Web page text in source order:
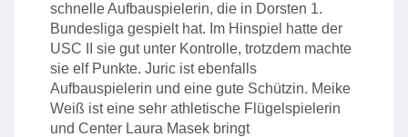
schnelle Aufbauspielerin, die in Dorsten 1.
Bundesliga gespielt hat. Im Hinspiel hatte der
USC II sie gut unter Kontrolle, trotzdem machte
sie elf Punkte. Juric ist ebenfalls
Aufbauspielerin und eine gute Schützin. Meike
Weiß ist eine sehr athletische Flügelspielerin
und Center Laura Masek bringt